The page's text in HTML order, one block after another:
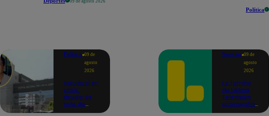
09 de agosto 2026
Política
Política 09 de
agosto
2026
Saludpol en
crisis:
deuda de
más de
Noticias 09 de
agosto
2026
La familia
de Latina
Televisión
acompaña